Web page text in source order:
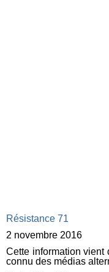
Résistance 71
2 novembre 2016
Cette information vient
connu des médias